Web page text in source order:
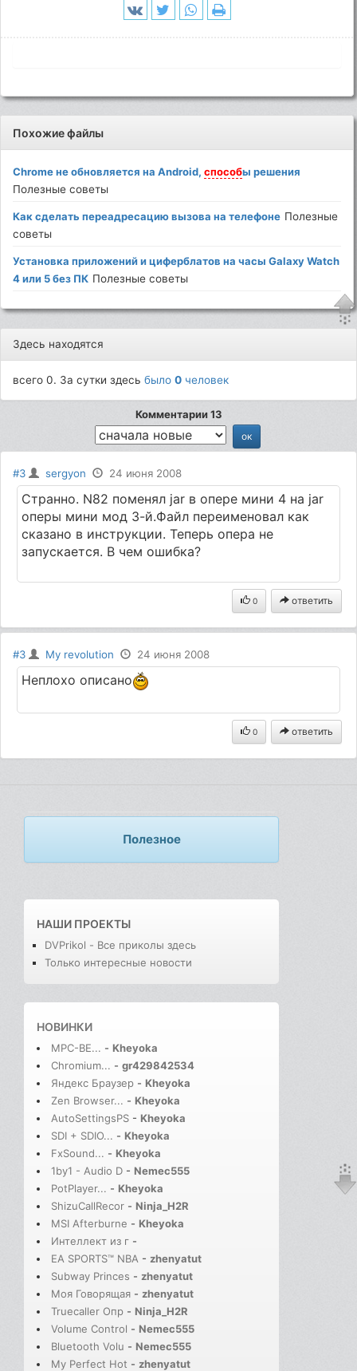
Похожие файлы
Chrome не обновляется на Android,способы решения
Полезные советы
Как сделать переадресацию вызова на телефоне Полезные
советы
Установка приложений и циферблатов на часы Galaxy Watch
4 или 5 без ПК Полезные советы
Здесь находятся
всего 0. За сутки здесьбыло0 человек
Комментарии 13
#3 sergyon 24 июня 2008
Странно. N82 поменял jar в опере мини 4 на jar
оперы мини мод 3-й.Файл переименовал как
сказано в инструкции. Теперь опера не
запускается. В чем ошибка?
0 ответить
#3 My revolution 24 июня 2008
Неплохо описано
0 ответить
Полезное
НАШИ ПРОЕКТЫ
DVPrikol - Все приколы здесь
Только интересные новости
НОВИНКИ
MPC-BE... - Kheyoka
Chromium... - gr429842534
Яндекс Браузер - Kheyoka
Zen Browser... - Kheyoka
AutoSettingsPS - Kheyoka
SDI + SDIO... - Kheyoka
FxSound... - Kheyoka
1by1 - Audio D - Nemec555
PotPlayer... - Kheyoka
ShizuCallRecor - Ninja_H2R
MSI Afterburne - Kheyoka
Интеллект из г -
EA SPORTS™ NBA - zhenyatut
Subway Princes - zhenyatut
Моя Говорящая - zhenyatut
Truecaller Опр - Ninja_H2R
Volume Control - Nemec555
Bluetooth Volu - Nemec555
My Perfect Hot - zhenyatut